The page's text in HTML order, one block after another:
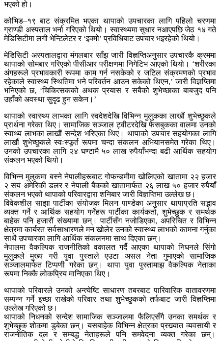
भएको हो।
कोभिड–१९ बाट संक्रमित भएका थापाको उपचारका लागि पहिलो चरणमा
ग्राण्डी अस्पताल भर्ना गरिएको थियो। स्वास्थ्यमा सुधार नआएपछि जेठ १४ गते
मेडिसिटीमा लगी भेन्टिलेटर र ‘इक्मो’ प्रविधिबाट उपचार भइरहेको थियो।
मेडिसिटी अस्पतालद्वारा मंगलबार साँझ जारी विज्ञप्तिअनुसार उपचारकै क्रममा
थापाको सोमबार गरिएको पीसीआर परीक्षणमा निगेटिभ आएको थियो। ‘शरीरका
अंगहरूले प्रभावकारी रूपमा काम गर्न नसकेको र जटिल संक्रमणको प्रभाव
रहेकाले स्वास्थ्य स्थितिमा भने परिवर्तन आउन सकेको थिएन,’ जारी विज्ञप्तिमा
भनिएको छ, ‘चिकित्सकको अथक प्रयास र सबैको शुभेच्छाका बाबजुद पनि
उहाँको अवस्था सुदृढ हुन सकेन।’
थापाको स्वास्थ्य लाभका लागि स्वदेशदेखि विभिन्न मुलुकका लाखौं शुभेच्छुकले
प्रार्थना गरेका थिए। सामाजिक सञ्जाल ट्वीटरदेखि फेसबुकका वालमा उनको
स्वाथ्य लाभका लाखौं सन्देश भरिएका थिए। थापाको उपचार सहयोगका लागि
लाखौं शुभेच्छुकले स्वःस्फूर्त रूपमा चन्दा संकलन अभियानसमेत गरेका थिए।
उनको उपचारका लागि २४ घण्टामै ५० लाख रुपैयाँभन्दा बढी आर्थिक सहयोग
संकलन भएको थियो।
विभिन्न मुलुकमा बस्ने नेपालीहरूबाट गोफन्डमीमा खोलिएको खातामा २२ हजार
२ सय अमेरिकी डलर र नेपाली बैंकको खातामार्फत २६ लाख ५० हजार रुपैयाँ
संकलन भएको थापाको परिवारद्वारा शनिबार जारी विज्ञप्तिमा उल्लेख छ।
विवेकशील साझा पार्टीका संयोजक मिलन पाण्डेका अनुसार थापाप्रति सद्भाव
व्यक्त गर्ने र आर्थिक सहयोग गर्नेहरू पार्टीका कार्यकर्ता, शुभेच्छुक र समर्थक
बाहेक पनि हजारौं संख्यामा छन्। पार्टीसँग नजोडिएका, अपरिचित र विभिन्न
क्षेत्रमा कार्यरत सर्वसाधारणले मन खोलेर उनको स्वास्थ्य लाभको कामना गर्नुका
साथै उपचारका लागि आर्थिक संकलनमा साथ दिएका छन्।
नेपालमा वैकल्पिक राजनीतिको वकालत गर्दै आएका थापाको निधनले सिंगो
मुलुकले मुख्य गरी युवा पुस्ताले एउटा असल नेता गुमाएको सामाजिक
सञ्जालमार्फत टिप्पणी गरेका छन्। थापा युवा पुस्तामाझ वैकल्पिक नेताका
रूपमा निक्कै लोकप्रिय मानिएका थिए।
थापाको परिवारले उनको अन्त्येष्टि साधारण तबरबाट पारिवारिक वातावरणमा
सम्पन्न गर्ने इच्छा राखेको परिवार तथा शुभेच्छुकको तर्फबाट जारी विज्ञप्तिमा
उल्लेख गरिएको छ।
थापाको निधनको सन्देश सामाजिक सञ्जालमा फैलिएसँगै उनका समर्थक र
शुभेच्छुक शोकमा डुबेका छन्। यसबाहेक विभिन्न क्षेत्रका प्रख्यात व्यवसायी र
राजनीतिक दल र सम्बद्ध नेताहरूले पनि समवेदना व्यक्त गरेका छन्।